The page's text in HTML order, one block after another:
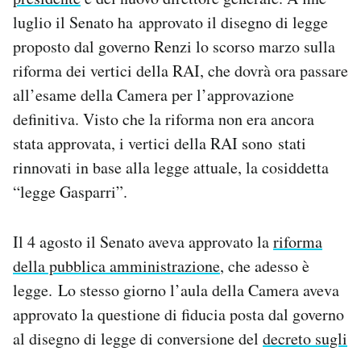
Esci
luglio il Senato ha approvato il disegno di legge
proposto dal governo Renzi lo scorso marzo sulla
riforma dei vertici della RAI, che dovrà ora passare
all’esame della Camera per l’approvazione
definitiva. Visto che la riforma non era ancora
stata approvata, i vertici della RAI sono stati
rinnovati in base alla legge attuale, la cosiddetta
“legge Gasparri”.
Il 4 agosto il Senato aveva approvato lariforma
della pubblica amministrazione, che adesso è
legge. Lo stesso giorno l’aula della Camera aveva
approvato la questione di fiducia posta dal governo
al disegno di legge di conversione del decreto sugli